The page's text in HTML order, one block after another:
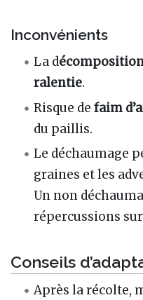
Inconvénients
La d
ralentie.
Risque defaim
du paillis.
Le déchaumage
graines et les
Un non
répercussions
Conseils
Après la récolte,